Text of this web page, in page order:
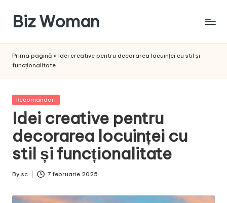
content
Biz Woman
succesul
Prima pagină » Idei creative pentru decorarea locuinței cu stil și
funcționalitate
Posted
Recomandari
Idei creative pentru
decorarea locuinței cu
stil și funcționalitate
Posted
By sc 7 februarie 2025